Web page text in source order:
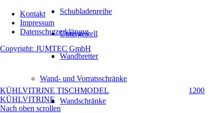
Schubladenreihe
Untergestell
Wandbretter
Wand- und Vorratsschränke
Wandschränke
Kontakt
Impressum
Datenschutzerklärung
Copyright: JUMTEC GmbH
KÜHLVITRINE TISCHMODEL
1200
KÜHLVITRINE
Nach oben scrollen